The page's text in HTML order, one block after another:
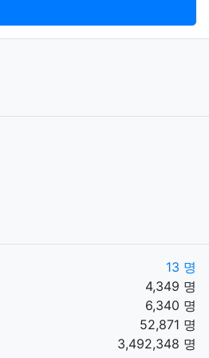
13 명
4,349 명
6,340 명
52,871 명
3,492,348 명